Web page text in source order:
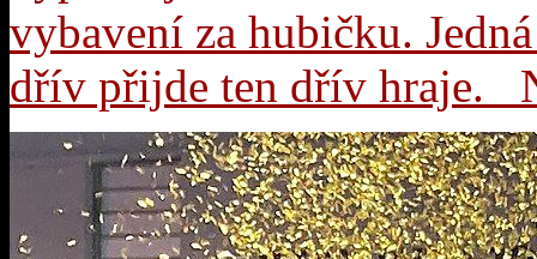
vybavení za hubičku.
dřív přijde ten dřív hraje.